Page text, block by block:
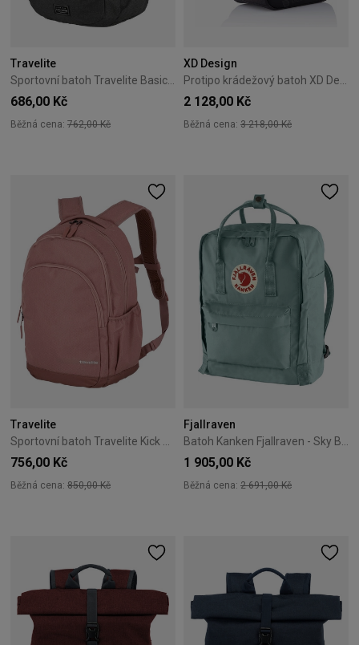
Travelite
686,00 Kč
Běžná cena: 762,00 Kč
XD Design
2 128,00 Kč
Běžná cena: 3 218,00 Kč
Travelite
756,00 Kč
Běžná cena: 850,00 Kč
Fjallraven
1 905,00 Kč
Běžná cena: 2 691,00 Kč